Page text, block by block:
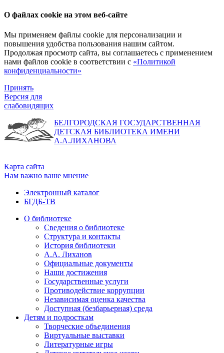
О файлах cookie на этом веб-сайте
Мы применяем файлы cookie для персонализации и
повышения удобства пользования нашим сайтом.
Продолжая просмотр сайта, вы соглашаетесь с применением
нами файлов cookie в соответствии с «Политикой
конфиденциальности»
Принять
Версия для
слабовидящих
БЕЛГОРОДСКАЯ ГОСУДАРСТВЕННАЯ
ДЕТСКАЯ БИБЛИОТЕКА ИМЕНИ
А.А.ЛИХАНОВА
Карта сайта
Нам важно ваше мнение
Электронный каталог
БГДБ-ТВ
О библиотеке
Сведения о библиотеке
Структура и контакты
История библиотеки
А.А. Лиханов
Официальные документы
Наши достижения
Государственные услуги
Противодействие коррупции
Независимая оценка качества
Доступная (безбарьерная) среда
Детям и подросткам
Творческие объединения
Виртуальные выставки
Литературные игры